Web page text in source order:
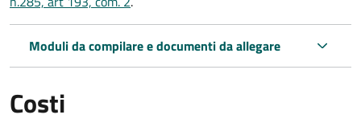
Moduli da compilare e documenti da allegare
Costi